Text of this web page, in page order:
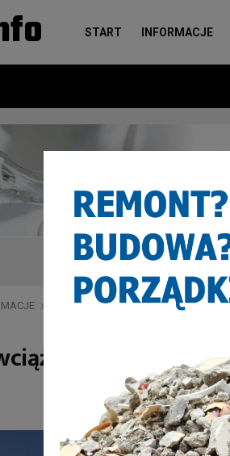
START INFORMACJE
W Zabrzu wciąż wiszą plakaty
wiszą plakaty